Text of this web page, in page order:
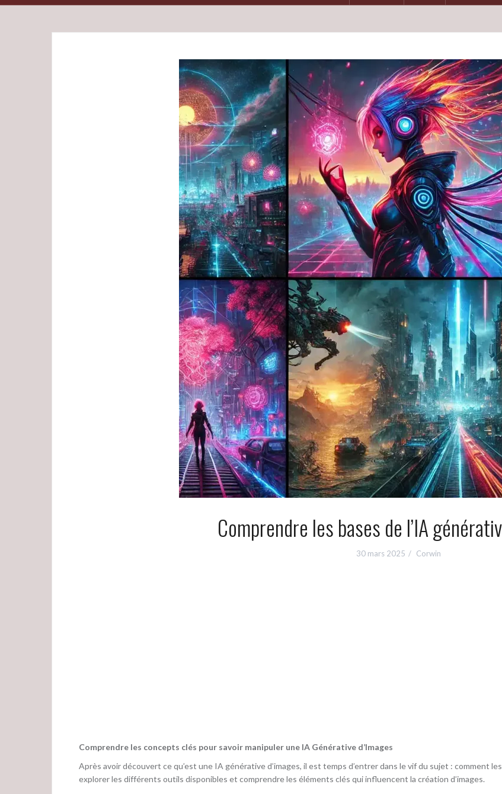
Comprendre les bases de l’IA
30 mars 2025 Corwin
Comprendre les concepts clés pour savoir manipuler une IA Générative d’Images
Après avoir découvert ce qu’est une IA générative d’images, il est temps d’entrer dans le vif du sujet : comment
explorer les différents outils disponibles et comprendre les éléments clés qui influencent la création d’images.